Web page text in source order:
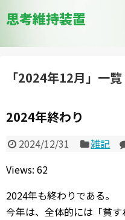
思考維持装置
「2024年12月」 一覧
2024年終わり
2024/12/31 雑記
Views: 62
2024年も終わりである。
今年は、全体的には「貧